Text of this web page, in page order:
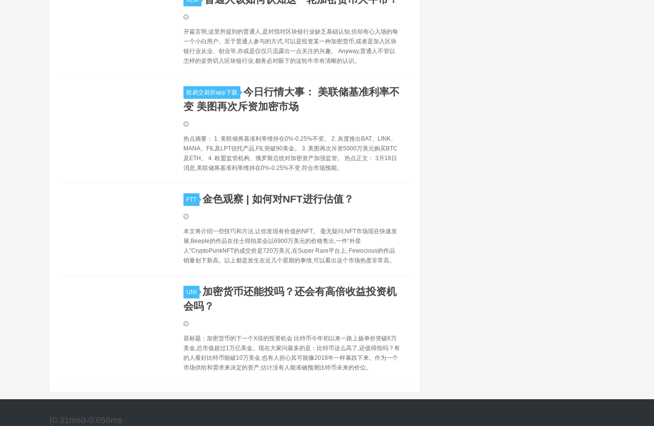
开篇言明,这里所提到的普通人,是对指对区块链行业缺乏基础认知,但却有心入场的每
一个小白用户。至于普通人参与的方式,可以是投资某一种加密货币,或者是加入区块
链行业从业、创业等,亦或是仅仅只流露出一点关注的兴趣。 Anyway,普通人不管以
怎样的姿势切入区块链行业,都务必对眼下的这轮牛市有清晰的认识。
欧易交易所app下载
今日行情大事： 美联储基准利率不
变 美图再次斥资加密市场
热点摘要： 1. 美联储将基准利率维持在0%-0.25%不变。 2. 灰度推出BAT、LINK、
MANA、FIL及LPT信托产品,FIL突破90美金。 3. 美图再次斥资5000万美元购买BTC
及ETH。 4. 欧盟监管机构、俄罗斯总统对加密资产加强监管。 热点正文： 3月18日
消息,美联储将基准利率维持在0%-0.25%不变,符合市场预期。
FTT 金色观察 | 如何对NFT进行估值？
本文将介绍一些技巧和方法,让你发现有价值的NFT。 毫无疑问,NFT市场现在快速发
展,Beeple的作品在佳士得拍卖会以6900万美元的价格售出,一件“外星
人”CryptoPunkNFT的成交价是720万美元,在Super Rare平台上, Fewocious的作品
销量创下新高。以上都是发生在近几个星期的事情,可以看出这个市场热度非常高。
UNI
加密货币还能投吗？还会有高倍收益投资机
会吗？
原标题：加密货币的下一个X倍的投资机会 比特币今年初以来一路上扬单价突破6万
美金,总市值超过1万亿美金。现在大家问最多的是：比特币这么高了,还值得投吗？有
的人看好比特币能破10万美金,也有人担心其可能像2018年一样暴跌下来。作为一个
市场供给和需求来决定的资产,估计没有人能准确预测比特币未来的价位。
[0:31ms0-0:656ms